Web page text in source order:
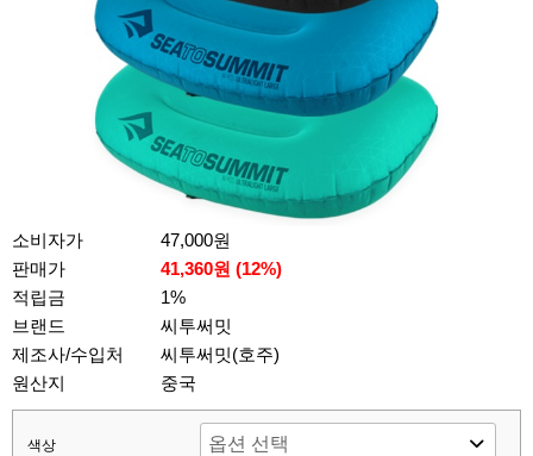
소비자가
47,000원
판매가
41,360원 (12%)
적립금
1%
브랜드
씨투써밋
제조사/수입처
씨투써밋(호주)
원산지
중국
색상